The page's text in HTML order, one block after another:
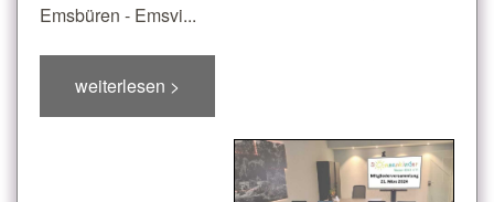
Emsbüren - Emsvi...
weiterlesen >